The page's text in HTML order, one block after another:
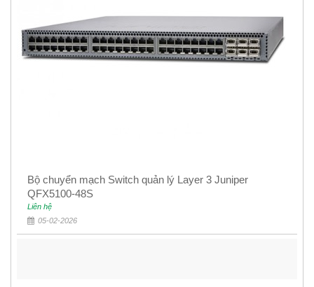
Bộ chuyển mạch Switch quản lý Layer 3 Juniper
QFX5100-48S
Liên hệ
05-02-2026